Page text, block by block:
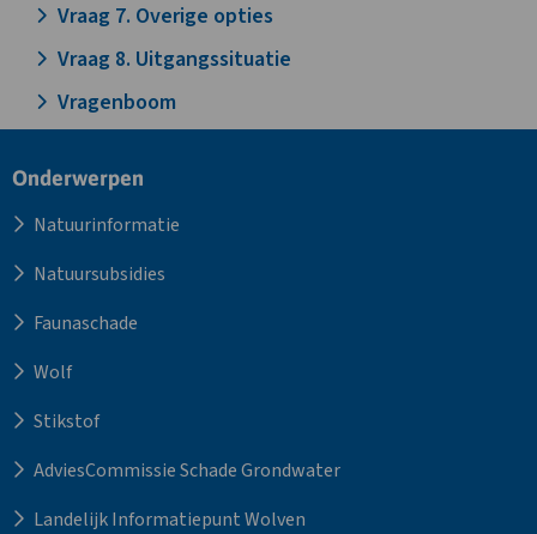
Vraag 7. Overige opties
Vraag 8. Uitgangssituatie
Vragenboom
Site
Onderwerpen
Natuurinformatie
Natuursubsidies
Faunaschade
Wolf
Stikstof
AdviesCommissie Schade Grondwater
Landelijk Informatiepunt Wolven